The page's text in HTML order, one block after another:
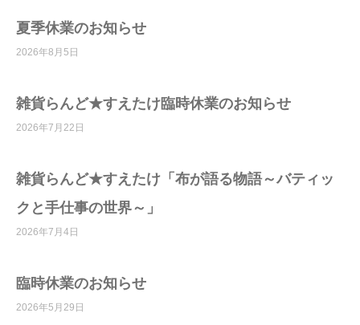
夏季休業のお知らせ
2026年8月5日
雑貨らんど★すえたけ臨時休業のお知らせ
2026年7月22日
雑貨らんど★すえたけ「布が語る物語～バティッ
クと手仕事の世界～」
2026年7月4日
臨時休業のお知らせ
2026年5月29日